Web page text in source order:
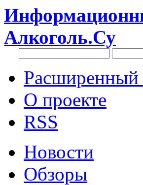
Алкоголь.Су
Расширенный
О проекте
RSS
Новости
Обзоры